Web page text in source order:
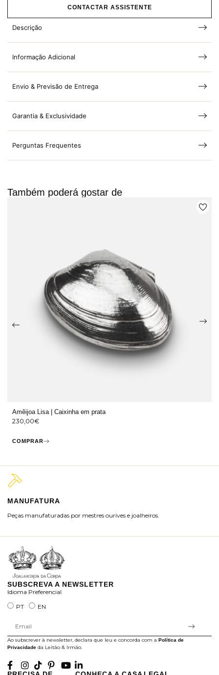
CONTACTAR ASSISTENTE
Descrição
Informação Adicional
Envio & Previsão de Entrega
Garantia & Exclusividade
Perguntas Frequentes
Também poderá gostar de
Amêijoa Lisa | Caixinha em prata
230,00€
COMPRAR
MANUFATURA
Peças manufaturadas por mestres ourives e joalheiros.
SUBSCREVA A NEWSLETTER
Idioma Preferencial
PT
EN
Ao subscrever à newsletter, declara que leu e concorda com a Política de
Privacidade da Leitão & Irmão.